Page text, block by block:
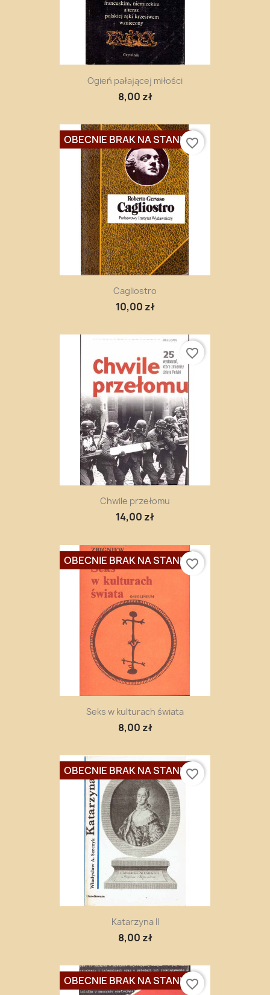
Ogień pałającej miłości
8,00 zł
Cagliostro
10,00 zł
OBECNIE BRAK NA STANIEfavorite_border
Chwile przełomu
14,00 zł
favorite_border
Seks w kulturach świata
8,00 zł
OBECNIE BRAK NA STANIEfavorite_border
Katarzyna II
8,00 zł
OBECNIE BRAK NA STANIEfavorite_border
OBECNIE BRAK NA STANIEfavorite_border